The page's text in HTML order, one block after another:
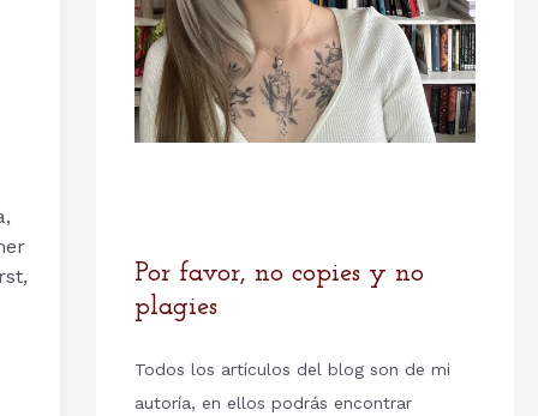
Por favor, no copies y no
plagies
Todos los artículos del blog son de mi
autoría, en ellos podrás encontrar